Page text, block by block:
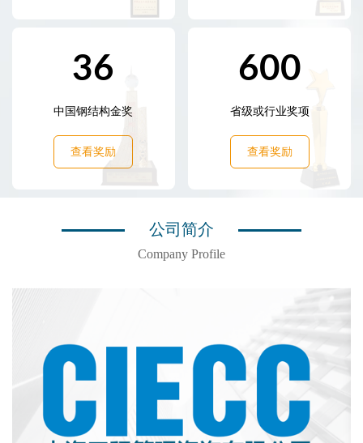
36
中国钢结构金奖
查看奖励
600
省级或行业奖项
查看奖励
公司简介
Company Profile